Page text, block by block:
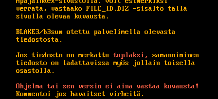
verrata, vastaako FILE_ID.DIZ -sisältö tällä
sivulla olevaa kuvausta.
BLAKE3/b3sum otettu palvelimella olevasta
tiedostosta.
Jos tiedosto on merkattu tuplaksi,
samanniminen
tiedosto on ladattavissa myös jollain toisella
osastolla.
Ohjelma tai sen versio ei aina vastaa kuvausta!
Kommentoi jos havaitset virheitä.